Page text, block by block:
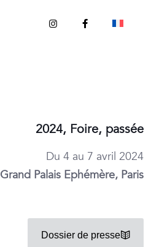
2024, Foire, passée
Du 4 au 7 avril 2024
Grand Palais Ephémère, Paris
Dossier de presse